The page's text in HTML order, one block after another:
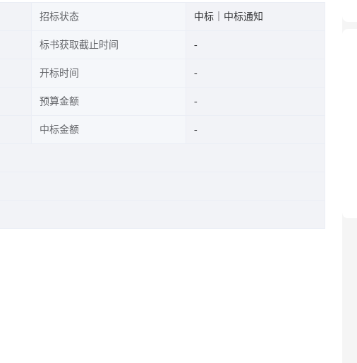
招标状态 中标｜中标通知
标书获取截止时间
开标时间
预算金额
中标金额